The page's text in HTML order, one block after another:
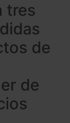
tres
de
de